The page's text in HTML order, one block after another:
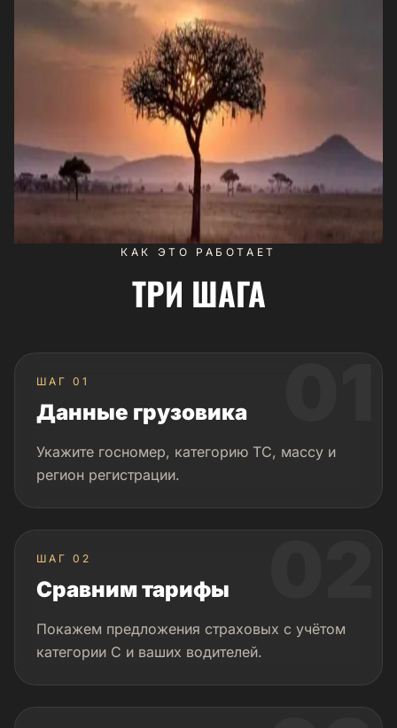
КАК ЭТО РАБОТАЕТ
ТРИ ШАГА
ШАГ 01
Данные грузовика
Укажите госномер, категорию ТС, массу и
регион регистрации.
ШАГ 02
Сравним тарифы
Покажем предложения страховых с учётом
категории C и ваших водителей.